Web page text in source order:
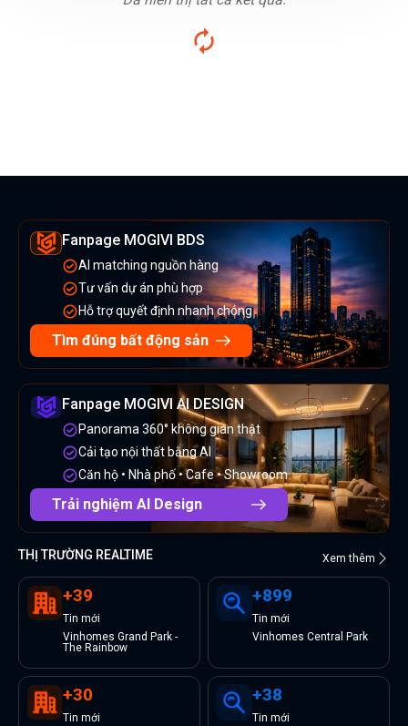
Fanpage MOGIVI BDS
AI matching nguồn hàng
Tư vấn dự án phù hợp
Hỗ trợ quyết định nhanh chóng
Tìm đúng bất động sản
Fanpage MOGIVI AI DESIGN
Panorama 360° không gian thật
Cải tạo nội thất bằng AI
Căn hộ • Nhà phố • Cafe • Showroom
Trải nghiệm AI Design
THỊ TRƯỜNG REALTIME Xem thêm
+39
Tin mới
Vinhomes Grand Park -
The Rainbow
+899
Tin mới
Vinhomes Central Park
+30
Tin mới
+38
Tin mới